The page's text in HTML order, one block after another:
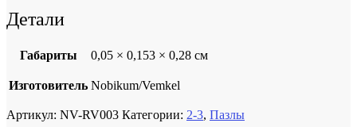
Детали
Габариты 0,05 × 0,153 × 0,28 см
Изготовитель Nobikum/Vemkel
Артикул: NV-RV003 Категории: 2-3, Пазлы